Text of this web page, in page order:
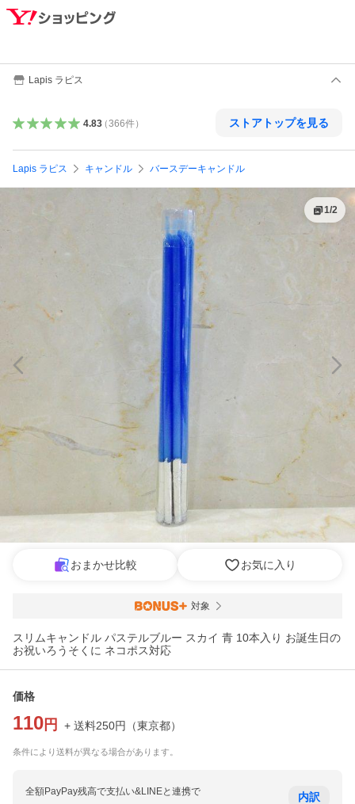
Lapis ラピス
4.83（366件） ストアトップを見る
Lapis ラピス キャンドル バースデーキャンドル
1/2
おまかせ比較 お気に入り
対象
スリムキャンドル パステルブルー スカイ 青 10本入り お誕生日の
お祝いろうそくに ネコポス対応
価格
110 円 + 送料250円 （東京都）
条件により送料が異なる場合があります。
全額PayPay残高で支払い&LINEと連携で 内訳